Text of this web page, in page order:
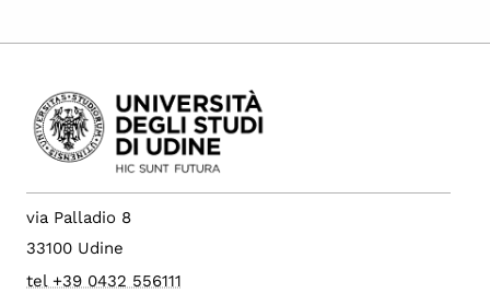
via Palladio 8
33100 Udine
tel +39 0432 556111